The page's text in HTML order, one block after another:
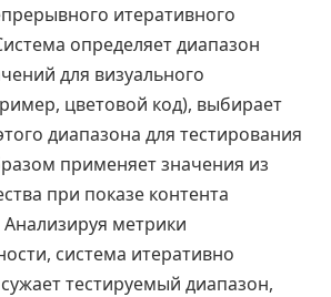
итеративного
определяет диапазон
для визуального
цветовой код), выбирает
диапазона для тестирования
применяет значения из
при показе контента
метрики
система итеративно
тестируемый диапазон,